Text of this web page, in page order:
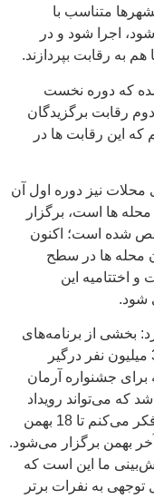
متناسب با
اجرا شود و در
هم به رقابت بپردازند.
که دوره نخست
رقابت برگزیدگان
که این رقابت ها در
نیز دوره اول آن
ها است، برگزار
نیز مشخص شده است؛ اکنون
محله ها در سطح
اختتامیه این
شود.
بخشی از برنامه‌های
ما ورزش‌های الکترونیکی است و حدود 30 میلیون نفر درگیر
برای جشنواره آرمان
که می‌تواند رویداد
بی‌نظیری در کشور یا سطح منطقه باشد. فکر می‌کنم تا 18 بهمن
خواهیم داشت. مسابقات از 23 تا آخر بهمن برگزار می‌شود.
و پیش‌بینی ما این است که
توجهی به نفرات برتر